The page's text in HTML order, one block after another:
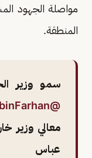
مواصلة الجهود
المنطقة.
سمو وزير
@FaisalbinFarhan
معالي وزير